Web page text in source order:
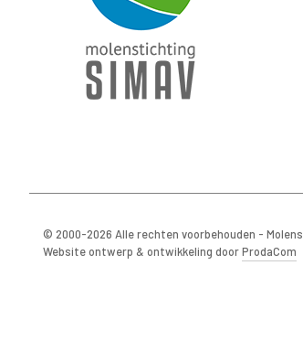
© 2000-2026 Alle rechten voorbehouden -
Website ontwerp & ontwikkeling doorProdaCom